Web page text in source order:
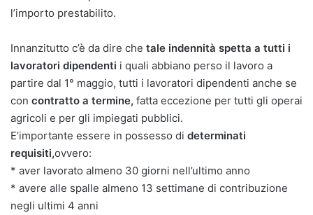
l’importo prestabilito.
Innanzitutto c’è da dire che tale indennità spetta a tutti i
lavoratori dipendenti i quali abbiano perso il lavoro a
partire dal 1° maggio, tutti i lavoratori dipendenti anche se
con contratto a termine, fatta eccezione per tutti gli operai
agricoli e per gli impiegati pubblici.
E’importante essere in possesso di determinati
requisiti,ovvero:
* aver lavorato almeno 30 giorni nell’ultimo anno
* avere alle spalle almeno 13 settimane di contribuzione
negli ultimi 4 anni